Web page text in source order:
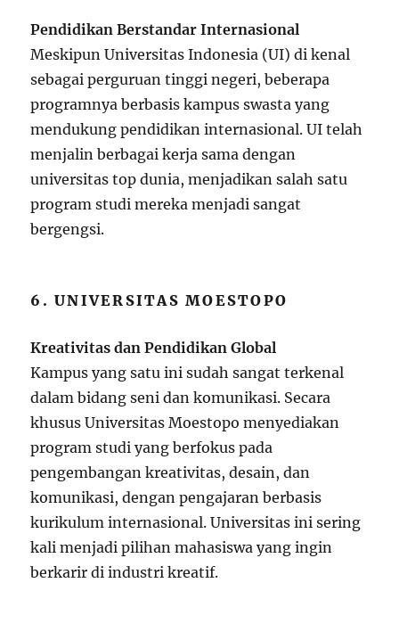
Pendidikan Berstandar Internasional
Meskipun Universitas Indonesia (UI) di kenal
sebagai perguruan tinggi negeri, beberapa
programnya berbasis kampus swasta yang
mendukung pendidikan internasional. UI telah
menjalin berbagai kerja sama dengan
universitas top dunia, menjadikan salah satu
program studi mereka menjadi sangat
bergengsi.
6. UNIVERSITAS MOESTOPO
Kreativitas dan Pendidikan Global
Kampus yang satu ini sudah sangat terkenal
dalam bidang seni dan komunikasi. Secara
khusus Universitas Moestopo menyediakan
program studi yang berfokus pada
pengembangan kreativitas, desain, dan
komunikasi, dengan pengajaran berbasis
kurikulum internasional. Universitas ini sering
kali menjadi pilihan mahasiswa yang ingin
berkarir di industri kreatif.